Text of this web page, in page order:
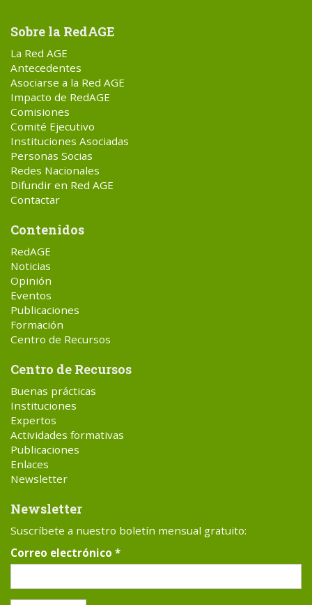
Sobre la RedAGE
La Red AGE
Antecedentes
Asociarse a la Red AGE
Impacto de RedAGE
Comisiones
Comité Ejecutivo
Instituciones Asociadas
Personas Socias
Redes Nacionales
Difundir en Red AGE
Contactar
Contenidos
RedAGE
Noticias
Opinión
Eventos
Publicaciones
Formación
Centro de Recursos
Centro de Recursos
Buenas prácticas
Instituciones
Expertos
Actividades formativas
Publicaciones
Enlaces
Newsletter
Newsletter
Suscríbete a nuestro boletín mensual gratuito:
Correo electrónico *